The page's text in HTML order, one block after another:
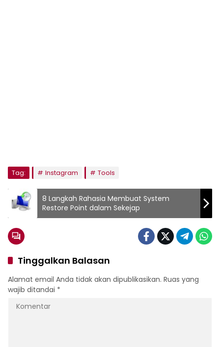
Tag: Instagram Tools
8 Langkah Rahasia Membuat System
Restore Point dalam Sekejap
Tinggalkan Balasan
Alamat email Anda tidak akan dipublikasikan. Ruas yang
wajib ditandai *